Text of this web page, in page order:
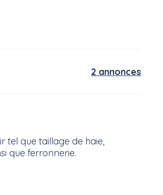
2 annonces
tel que taillage de haie,
que ferronnerie.